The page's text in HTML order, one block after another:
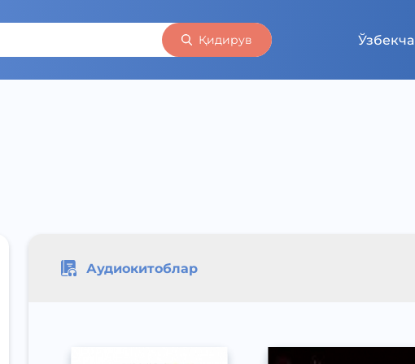
Қидирув Ўзбекча
Аудиокитоблар